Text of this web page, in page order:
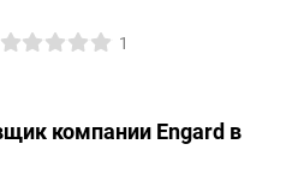
1
компании Engard в